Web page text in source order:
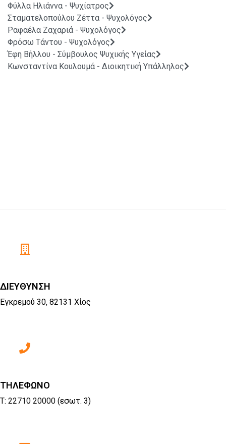
Φύλλα Ηλιάννα - Ψυχίατρος
Σταματελοπούλου Ζέττα - Ψυχολόγος
Ραφαέλα Ζαχαριά - Ψυχολόγος
Φρόσω Τάντου - Ψυχολόγος
Έφη Βήλλου - Σύμβουλος Ψυχικής Υγείας
Κωνσταντίνα Κουλουμά - Διοικητική Υπάλληλος
ΔΙΕΥΘΥΝΣΗ
Εγκρεμού 30, 82131 Χίος
ΤΗΛΕΦΩΝΟ
Τ: 22710 20000 (εσωτ. 3)